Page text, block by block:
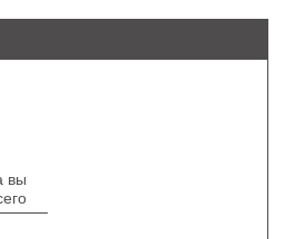
вы